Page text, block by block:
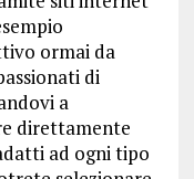
ormai da
di
a
direttamente
ad ogni tipo